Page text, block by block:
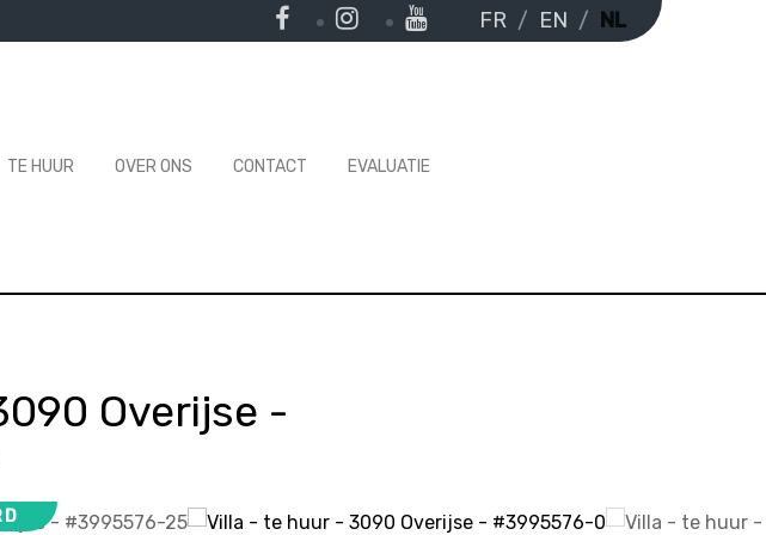
FR EN NL
TE HUUR OVER ONS CONTACT EVALUATIE
Overijse -